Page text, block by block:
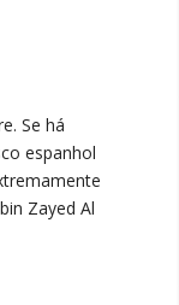
Se há
espanhol
Zayed Al